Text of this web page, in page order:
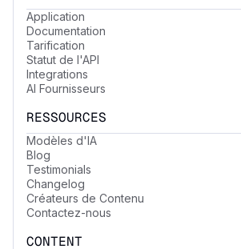
Application
Documentation
Tarification
Statut de l'API
Integrations
AI Fournisseurs
RESSOURCES
Modèles d'IA
Blog
Testimonials
Changelog
Créateurs de Contenu
Contactez-nous
CONTENT